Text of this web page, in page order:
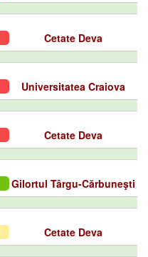
Cetate Deva
Universitatea Craiova
Cetate Deva
Gilortul Târgu-Cărbuneşti
Cetate Deva